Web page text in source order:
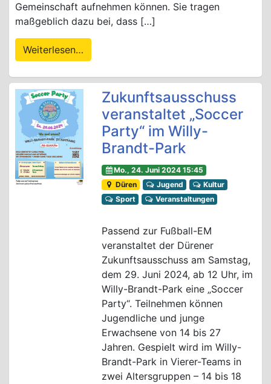
Gemeinschaft aufnehmen können. Sie tragen
maßgeblich dazu bei, dass […]
Weiterlesen…
Zukunftsausschuss
veranstaltet „Soccer
Party“ im Willy-
Brandt-Park
Mo., 24. Juni 2024 15:45
Düren
Jugend
Kultur
Sport
Veranstaltungen
Passend zur Fußball-EM
veranstaltet der Dürener
Zukunftsausschuss am Samstag,
dem 29. Juni 2024, ab 12 Uhr, im
Willy-Brandt-Park eine „Soccer
Party“. Teilnehmen können
Jugendliche und junge
Erwachsene von 14 bis 27
Jahren. Gespielt wird im Willy-
Brandt-Park in Vierer-Teams in
zwei Altersgruppen – 14 bis 18